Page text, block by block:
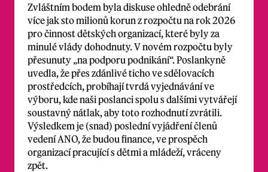
Zvláštním bodem byla diskuse ohledně odebrání
více jak sto milionů korun z rozpočtu na rok 2026
pro činnost dětských organizací, které byly za
minulé vlády dohodnuty. V novém rozpočtu byly
přesunuty „na podporu podnikání“. Poslankyně
uvedla, že přes zdánlivé ticho ve sdělovacích
prostředcích, probíhají tvrdá vyjednávání ve
výboru, kde naši poslanci spolu s dalšími vytvářejí
soustavný nátlak, aby toto rozhodnutí zvrátili.
Výsledkem je (snad) poslední vyjádření členů
vedení ANO, že budou finance, ve prospěch
organizací pracující s dětmi a mládeží, vráceny
zpět.